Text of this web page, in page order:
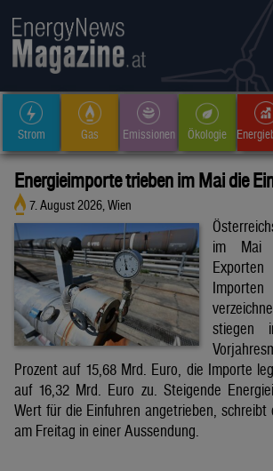
Strom Gas Emissionen Ökologie
Energieimporte trieben im Mai die
7. August 2026, Wien
im Mai
stiegen
Prozent auf 15,68 Mrd. Euro, die Importe
auf 16,32 Mrd. Euro zu. Steigende
Wert für die Einfuhren angetrieben,
am Freitag in einer Aussendung.